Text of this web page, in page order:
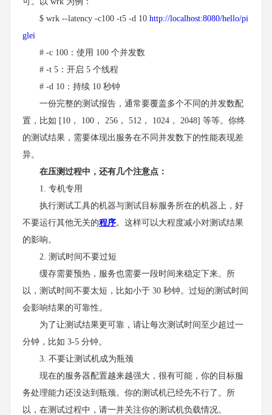
$ wrk --latency -c100 -t5 -d 10 http://localhost:8080/hello/pi
glei
# -c 100：使用 100 个并发数
# -t 5：开启 5 个线程
# -d 10：持续 10 秒钟
一份完整的测试报告，通常要覆盖多个不同的并发数配
置，比如 [10， 100， 256， 512， 1024， 2048] 等等。你终
的测试结果，需要体现出服务在不同并发数下的性能表现差
异。
在压测过程中，还有几个注意点：
1. 专机专用
执行测试工具的机器与测试目标服务所在的机器上，好
不要运行其他无关的程序。这样可以大程度减小对测试结果
的影响。
2. 测试时间不要过短
缓存需要预热，服务也需要一段时间来稳定下来。所
以，测试时间不要太短，比如小于 30 秒钟。过短的测试时间
会影响结果的可靠性。
为了让测试结果更可靠，请让每次测试时间至少超过一
分钟，比如 3-5 分钟。
3. 不要让测试机成为瓶颈
现在的服务器配置越来越强大，很有可能，你的目标服
务处理能力还没达到瓶颈。你的测试机已经先不行了。所
以，在测试过程中，请一并关注你的测试机负载情况。